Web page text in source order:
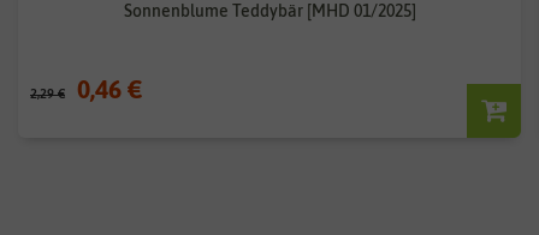
Sonnenblume Teddybär [MHD 01/2025]
2,29 € 0,46 €